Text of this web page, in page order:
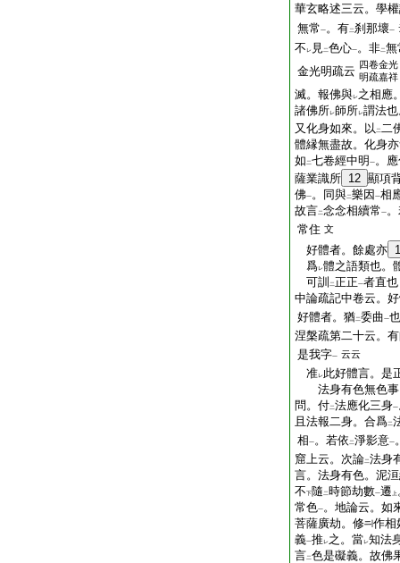
華玄略述三云。學
無常一。有二刹那壞一
不 レ 見二色心一。非二無
金光明疏云 四卷金光
明疏嘉祥
滅。報佛與レ之相應
諸佛所レ師所レ謂法
又化身如來。以 二二
體縁無盡故。化身
如 二七卷經中明 一。
薩業識所 12 顯項
佛一。同與二樂因 一相
故言二念念相續常一
常住 文
好體者。餘處亦 1
爲レ體之語類也。
可訓
二正正一者直也
中論疏記中卷云。
好體者。猶二委曲一也
涅槃疏第二十云。
是我字一 云云
准レ此好體言。是
法身有色無色事
問。付二法應化三身一
且法報二身。合爲二
相一。若依 二淨影意一
窟上云。次論二法身
言。法身有色。泥
不下隨 二時節劫數一遷 上
常色一。地論云。如
菩薩廣劫。修
作相
義一推レ之。當レ知法
言二色是礙義。故佛